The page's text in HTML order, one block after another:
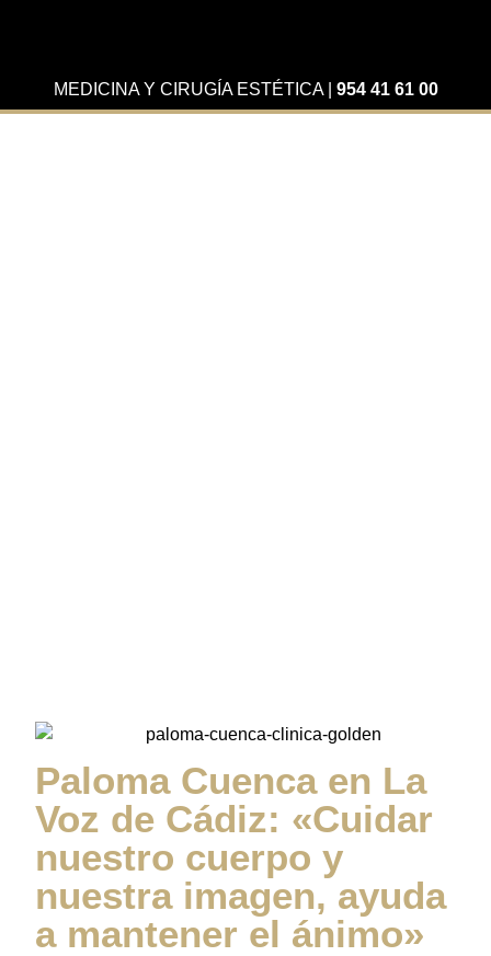
MEDICINA Y CIRUGÍA ESTÉTICA| 954 41 61 00
Paloma Cuenca en La
Voz de Cádiz: «Cuidar
nuestro cuerpo y
nuestra imagen, ayuda
a mantener el ánimo»